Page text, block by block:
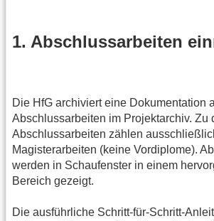
1. Abschlussarbeiten
Die HfG archiviert eine Dokumentation
Abschlussarbeiten im Projektarchiv. Zu
Abschlussarbeiten zählen
Magisterarbeiten (keine Vordiplome).
werden in Schaufenster in einem
Bereich gezeigt.
Die ausführliche Schritt-für-Schritt-